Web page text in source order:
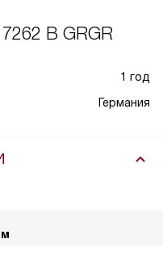
B GRGR
1 год
Германия